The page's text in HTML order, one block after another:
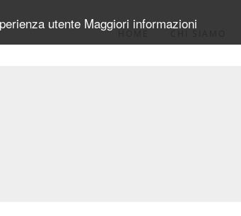
utente Maggiori informazioni